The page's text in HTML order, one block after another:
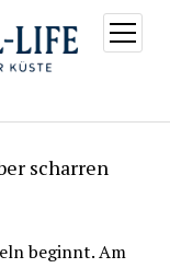
Menü
öffnen
scharren
beginnt. Am